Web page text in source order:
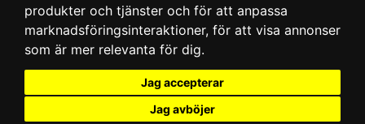
produkter och tjänster och för att anpassa
marknadsföringsinteraktioner, för att visa annonser
som är mer relevanta för dig.
Jag accepterar
Jag avböjer